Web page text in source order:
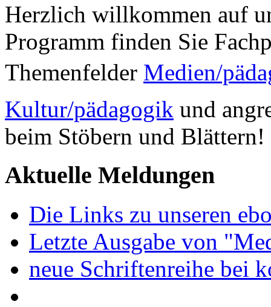
Herzlich willkommen auf
Programm finden Sie
Themenfelder Medien/
Kultur/pädagogik und
beim Stöbern und Blättern!
Aktuelle Meldungen
Die Links zu unseren
Letzte Ausgabe von
neue Schriftenreihe bei